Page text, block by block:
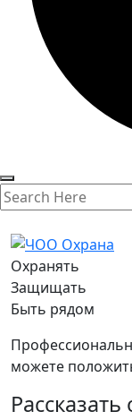
Охранять
Защищать
Быть рядом
можете
Рассказать